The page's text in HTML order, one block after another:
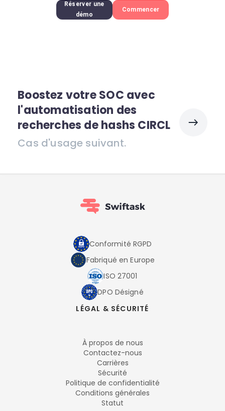
Réserver une
démo
Commencer
Boostez votre SOC avec
l'automatisation des
recherches de hashs CIRCL
Cas d'usage suivant.
Conformité RGPD
Fabriqué en Europe
ISO 27001
DPO Désigné
LÉGAL & SÉCURITÉ
À propos de nous
Contactez-nous
Carrières
Sécurité
Politique de confidentialité
Conditions générales
Statut